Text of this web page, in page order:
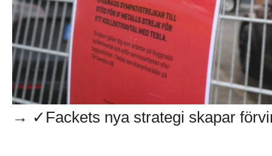
→ ✓Fackets nya strategi skapar